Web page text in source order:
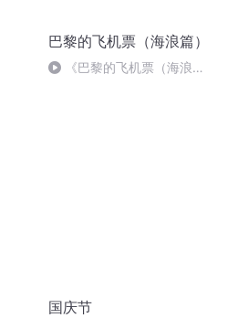
巴黎的飞机票（海浪篇）
《巴黎的飞机票（海浪
国庆节